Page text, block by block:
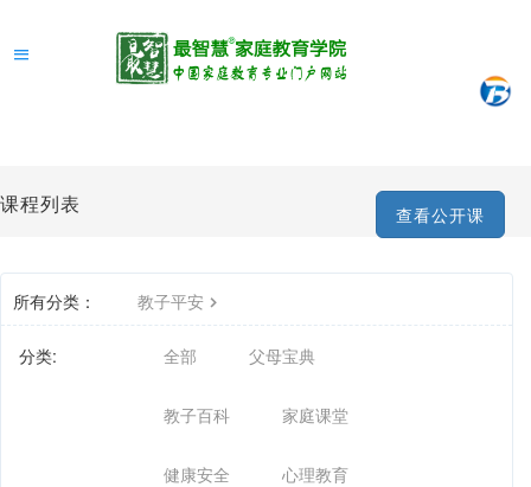
课程列表 查看公开课
所有分类： 教子平安
分类: 全部 父母宝典
教子百科 家庭课堂
健康安全 心理教育